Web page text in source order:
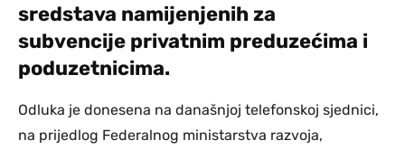
sredstava namijenjenih za
subvencije privatnim preduzećima i
poduzetnicima.
Odluka je donesena na današnjoj telefonskoj sjednici,
na prijedlog Federalnog ministarstva razvoja,